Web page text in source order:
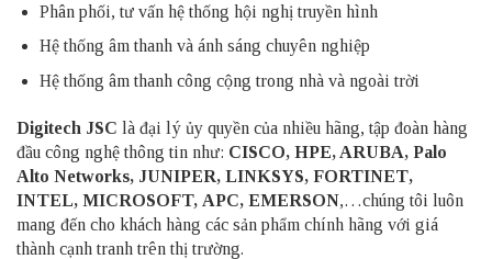
Phân phối, tư vấn hệ thống hội nghị truyền hình
Hệ thống âm thanh và ánh sáng chuyên nghiệp
Hệ thống âm thanh công cộng trong nhà và ngoài trời
Digitech JSC là đại lý ủy quyền của nhiều hãng, tập đoàn hàng
đầu công nghệ thông tin như: CISCO, HPE, ARUBA, Palo
Alto Networks, JUNIPER, LINKSYS, FORTINET,
INTEL, MICROSOFT, APC, EMERSON,…chúng tôi luôn
mang đến cho khách hàng các sản phẩm chính hãng với giá
thành cạnh tranh trên thị trường.